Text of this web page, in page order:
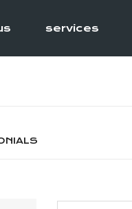
services